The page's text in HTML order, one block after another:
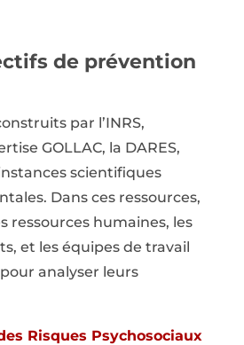
de prévention
par l’INRS,
GOLLAC, la DARES,
scientifiques
Dans ces ressources,
ressources humaines, les
et les équipes de travail
analyser leurs
Risques Psychosociaux